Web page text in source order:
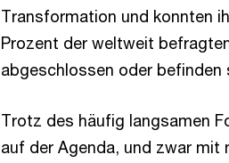
Transformation und konnten
Prozent der weltweit
abgeschlossen oder befinden
Trotz des häufig langsamen
auf der Agenda, und zwar mit